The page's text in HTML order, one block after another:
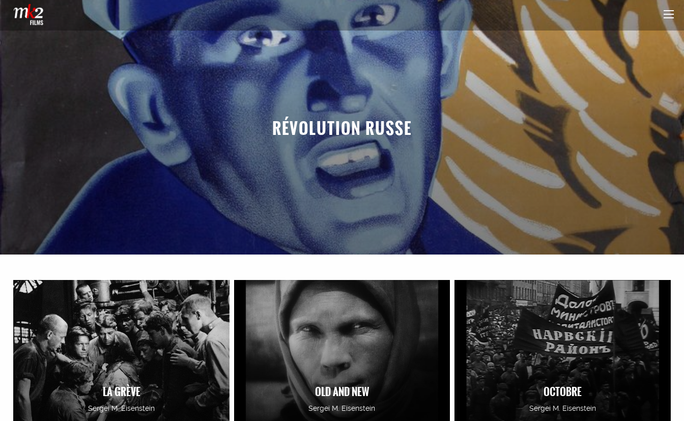
RÉVOLUTION RUSSE
LA GRÈVE
Sergei M. Eisenstein
OLD AND NEW
Sergei M. Eisenstein
OCTOBRE
Sergei M. Eisenstein